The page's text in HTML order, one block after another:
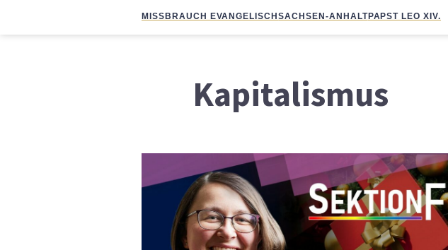
MISSBRAUCH EVANGELISCHSACHSEN-ANHALTPAPST LEO XIV.
Kapitalismus